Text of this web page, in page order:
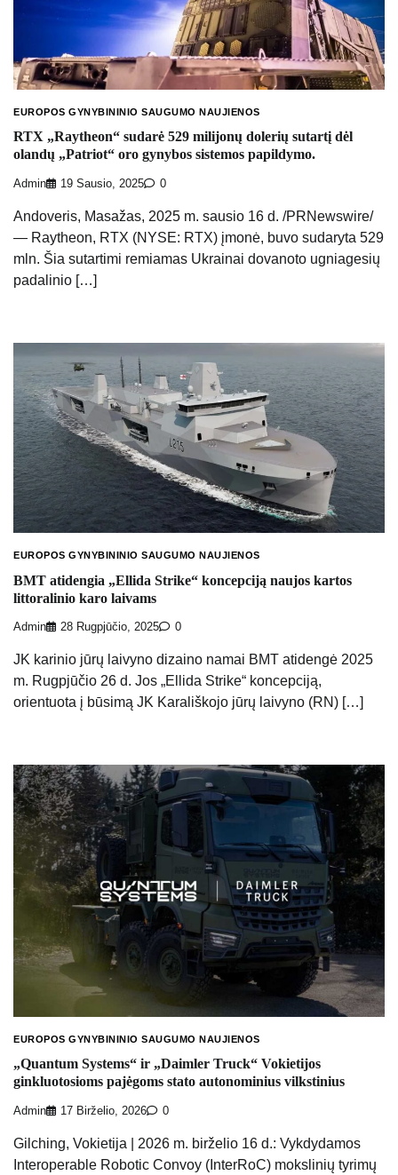
EUROPOS GYNYBININIO SAUGUMO NAUJIENOS
RTX „Raytheon“ sudarė 529 milijonų dolerių sutartį dėl
olandų „Patriot“ oro gynybos sistemos papildymo.
Admin 19 Sausio, 2025 0
Andoveris, Masažas, 2025 m. sausio 16 d. /PRNewswire/
— Raytheon, RTX (NYSE: RTX) įmonė, buvo sudaryta 529
mln. Šia sutartimi remiamas Ukrainai dovanoto ugniagesių
padalinio […]
EUROPOS GYNYBININIO SAUGUMO NAUJIENOS
BMT atidengia „Ellida Strike“ koncepciją naujos kartos
littoralinio karo laivams
Admin 28 Rugpjūčio, 2025 0
JK karinio jūrų laivyno dizaino namai BMT atidengė 2025
m. Rugpjūčio 26 d. Jos „Ellida Strike“ koncepciją,
orientuota į būsimą JK Karališkojo jūrų laivyno (RN) […]
EUROPOS GYNYBININIO SAUGUMO NAUJIENOS
„Quantum Systems“ ir „Daimler Truck“ Vokietijos
ginkluotosioms pajėgoms stato autonominius vilkstinius
Admin 17 Birželio, 2026 0
Gilching, Vokietija | 2026 m. birželio 16 d.: Vykdydamos
Interoperable Robotic Convoy (InterRoC) mokslinių tyrimų